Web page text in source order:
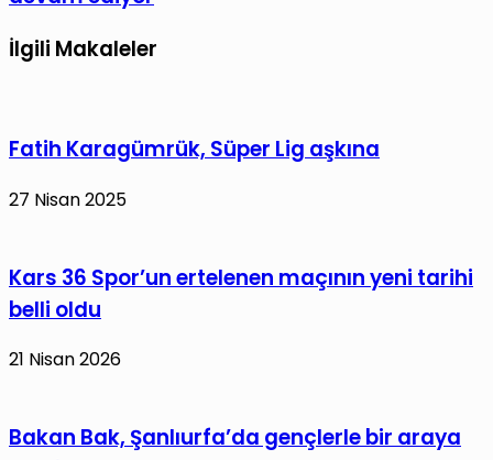
Müdürlüğü’nü
ziyaret
etti
destek
İlgili Makaleler
Fatih Karagümrük, Süper Lig aşkına
27 Nisan 2025
Kars 36 Spor’un ertelenen maçının yeni tarihi
belli oldu
21 Nisan 2026
Bakan Bak, Şanlıurfa’da gençlerle bir araya